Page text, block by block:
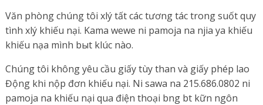
Văn phòng chúng tôi xlý tất các tương tác trong suốt quy
tình xlý khiếu nại. Kama wewe ni pamoja na njia ya khiếu
khiếu nạa mình bыt klúc nào.
Chúng tôi không yêu cầu giấy tùy than và giấy phép lao
Động khi nộp đơn khiếu nại. Ni sawa na 215.686.0802 ni
pamoja na khiếu nại qua điện thoại bng bt kữn ngôn